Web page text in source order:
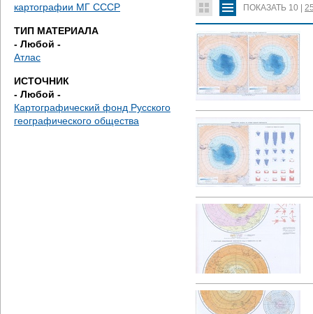
з
д
с
ь
картографии МГ СССР
ТИП МАТЕРИАЛА
- Любой -
Атлас
ИСТОЧНИК
- Любой -
Картографический фонд Русского
географического общества
ПОКАЗАТЬ 10